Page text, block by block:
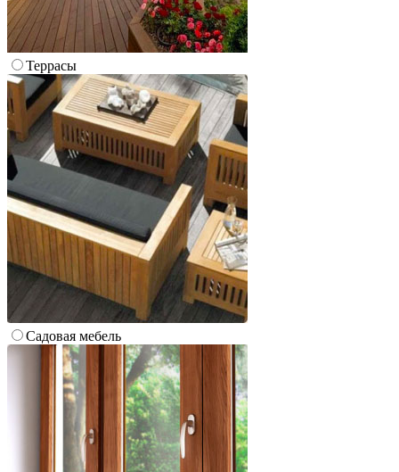
Террасы
Cадовая мебель